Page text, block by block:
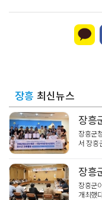
장흥 최신뉴스
장흥군
서 장흥
장흥군
개최했